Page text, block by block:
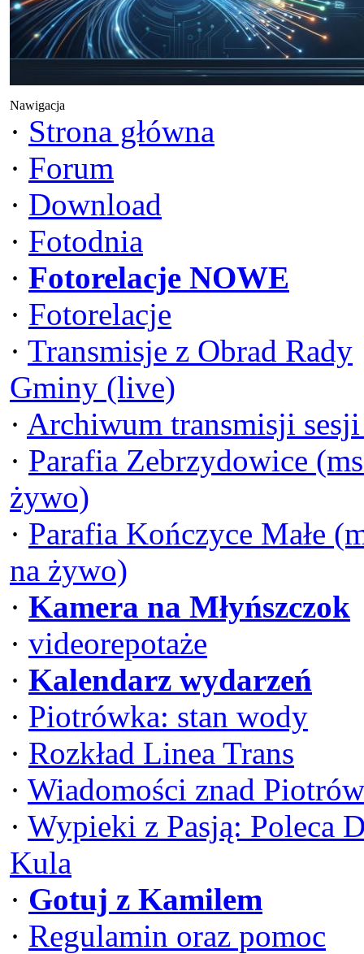
Nawigacja
· Strona główna
· Forum
· Download
· Fotodnia
· Fotorelacje NOWE
· Fotorelacje
· Transmisje z Obrad Rady
Gminy (live)
· Archiwum transmisji
· Parafia Zebrzydowice
żywo)
· Parafia Kończyce Małe
na żywo)
· Kamera na Młyńszczok
· videorepotaże
· Kalendarz wydarzeń
· Piotrówka: stan wody
· Rozkład Linea Trans
· Wiadomości znad
· Wypieki z Pasją: Poleca
Kula
· Gotuj z Kamilem
· Regulamin oraz pomoc